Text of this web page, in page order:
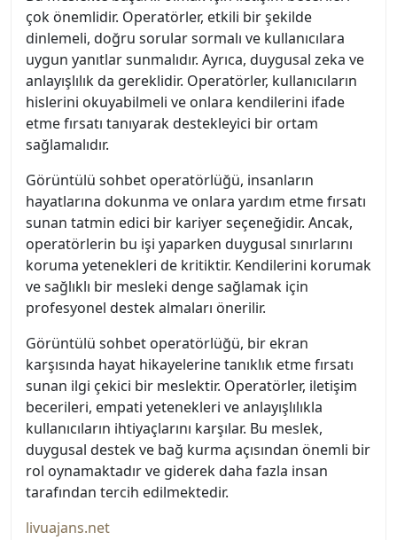
çok önemlidir. Operatörler, etkili bir şekilde
dinlemeli, doğru sorular sormalı ve kullanıcılara
uygun yanıtlar sunmalıdır. Ayrıca, duygusal zeka ve
anlayışlılık da gereklidir. Operatörler, kullanıcıların
hislerini okuyabilmeli ve onlara kendilerini ifade
etme fırsatı tanıyarak destekleyici bir ortam
sağlamalıdır.
Görüntülü sohbet operatörlüğü, insanların
hayatlarına dokunma ve onlara yardım etme fırsatı
sunan tatmin edici bir kariyer seçeneğidir. Ancak,
operatörlerin bu işi yaparken duygusal sınırlarını
koruma yetenekleri de kritiktir. Kendilerini korumak
ve sağlıklı bir mesleki denge sağlamak için
profesyonel destek almaları önerilir.
Görüntülü sohbet operatörlüğü, bir ekran
karşısında hayat hikayelerine tanıklık etme fırsatı
sunan ilgi çekici bir meslektir. Operatörler, iletişim
becerileri, empati yetenekleri ve anlayışlılıkla
kullanıcıların ihtiyaçlarını karşılar. Bu meslek,
duygusal destek ve bağ kurma açısından önemli bir
rol oynamaktadır ve giderek daha fazla insan
tarafından tercih edilmektedir.
livuajans.net